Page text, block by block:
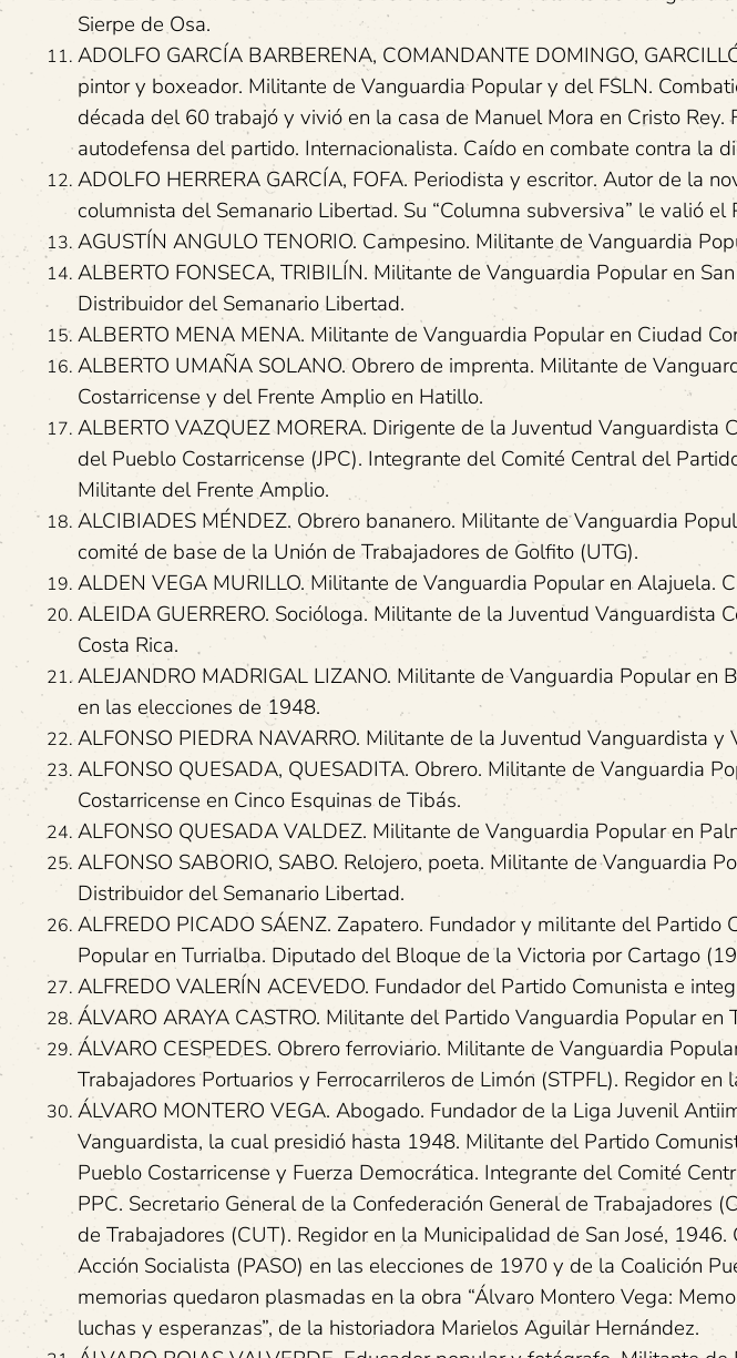
Sierpe de Osa.
ADOLFO GARCÍA BARBERENA, COMANDANTE DOMINGO,
pintor y boxeador. Militante de Vanguardia Popular y del FSLN.
década del 60 trabajó y vivió en la casa de Manuel Mora en Cristo Rey.
autodefensa del partido. Internacionalista. Caído en combate contra la
ADOLFO HERRERA GARCÍA, FOFA. Periodista y escritor. Autor de la
columnista del Semanario Libertad. Su “Columna subversiva” le valió
AGUSTÍN ANGULO TENORIO. Campesino. Militante de Vanguardia
ALBERTO FONSECA, TRIBILÍN. Militante de Vanguardia Popular en
Distribuidor del Semanario Libertad.
ALBERTO MENA MENA. Militante de Vanguardia Popular en Ciudad
ALBERTO UMAÑA SOLANO. Obrero de imprenta. Militante de
Costarricense y del Frente Amplio en Hatillo.
ALBERTO VAZQUEZ MORERA. Dirigente de la Juventud Vanguardista
del Pueblo Costarricense (JPC). Integrante del Comité Central del
Militante del Frente Amplio.
ALCIBIADES MÉNDEZ. Obrero bananero. Militante de Vanguardia
comité de base de la Unión de Trabajadores de Golfito (UTG).
ALDEN VEGA MURILLO. Militante de Vanguardia Popular en Alajuela.
ALEIDA GUERRERO. Socióloga. Militante de la Juventud Vanguardista
Costa Rica.
ALEJANDRO MADRIGAL LIZANO. Militante de Vanguardia Popular en
en las elecciones de 1948.
ALFONSO PIEDRA NAVARRO. Militante de la Juventud Vanguardista
ALFONSO QUESADA, QUESADITA. Obrero. Militante de Vanguardia
Costarricense en Cinco Esquinas de Tibás.
ALFONSO QUESADA VALDEZ. Militante de Vanguardia Popular en
ALFONSO SABORIO, SABO. Relojero, poeta. Militante de Vanguardia
Distribuidor del Semanario Libertad.
ALFREDO PICADO SÁENZ. Zapatero. Fundador y militante del Partido
Popular en Turrialba. Diputado del Bloque de la Victoria por Cartago
ALFREDO VALERÍN ACEVEDO. Fundador del Partido Comunista e
ÁLVARO ARAYA CASTRO. Militante del Partido Vanguardia Popular en
ÁLVARO CESPEDES. Obrero ferroviario. Militante de Vanguardia
Trabajadores Portuarios y Ferrocarrileros de Limón (STPFL). Regidor
ÁLVARO MONTERO VEGA. Abogado. Fundador de la Liga Juvenil
Vanguardista, la cual presidió hasta 1948. Militante del Partido
Pueblo Costarricense y Fuerza Democrática. Integrante del Comité
PPC. Secretario General de la Confederación General de Trabajadores
de Trabajadores (CUT). Regidor en la Municipalidad de San José,
Acción Socialista (PASO) en las elecciones de 1970 y de la Coalición
memorias quedaron plasmadas en la obra “Álvaro Montero Vega:
luchas y esperanzas”, de la historiadora Marielos Aguilar Hernández.